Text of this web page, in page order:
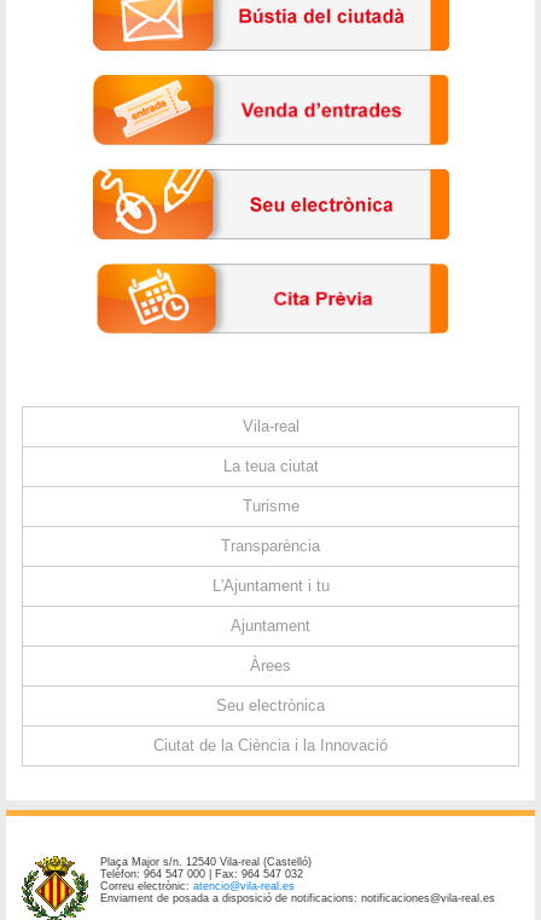
Vila-real
La teua ciutat
Turisme
Transparència
L'Ajuntament i tu
Ajuntament
Àrees
Seu electrònica
Ciutat de la Ciència i la Innovació
Plaça Major s/n. 12540 Vila-real (Castelló)
Telèfon: 964 547 000 | Fax: 964 547 032
Correu electrònic:atencio@vila-real.es
Enviament de posada a disposició de notificacions: notificaciones@vila-real.es